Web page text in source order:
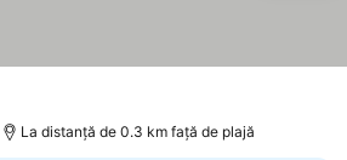
La distanță de 0.3 km față de plajă